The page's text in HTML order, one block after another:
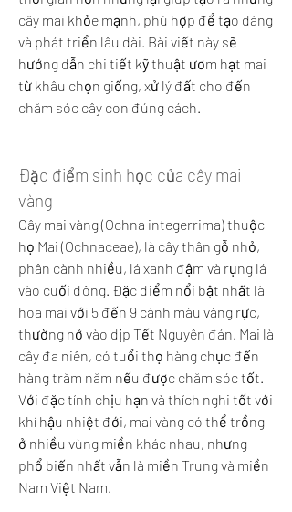
cây mai khỏe mạnh, phù hợp để tạo dáng
và phát triển lâu dài. Bài viết này sẽ
hướng dẫn chi tiết kỹ thuật ươm hạt mai
từ khâu chọn giống, xử lý đất cho đến
chăm sóc cây con đúng cách.
Đặc điểm sinh học của cây mai
vàng
Cây mai vàng (Ochna integerrima) thuộc
họ Mai (Ochnaceae), là cây thân gỗ nhỏ,
phân cành nhiều, lá xanh đậm và rụng lá
vào cuối đông. Đặc điểm nổi bật nhất là
hoa mai với 5 đến 9 cánh màu vàng rực,
thường nở vào dịp Tết Nguyên đán. Mai là
cây đa niên, có tuổi thọ hàng chục đến
hàng trăm năm nếu được chăm sóc tốt.
Với đặc tính chịu hạn và thích nghi tốt với
khí hậu nhiệt đới, mai vàng có thể trồng
ở nhiều vùng miền khác nhau, nhưng
phổ biến nhất vẫn là miền Trung và miền
Nam Việt Nam.